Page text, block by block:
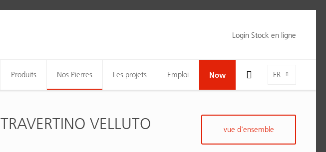
Login Stock en ligne
FR
Toggle Search Bar Visibility For Wide Screens
Produits Nos Pierres Les projets Emploi Now
TRAVERTINO VELLUTO vue d'ensemble